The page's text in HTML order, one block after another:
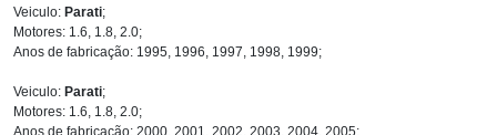
Veiculo: Parati;
Motores: 1.6, 1.8, 2.0;
Anos de fabricação: 1995, 1996, 1997, 1998, 1999;
Veiculo: Parati;
Motores: 1.6, 1.8, 2.0;
Anos de fabricação: 2000, 2001, 2002, 2003, 2004, 2005;